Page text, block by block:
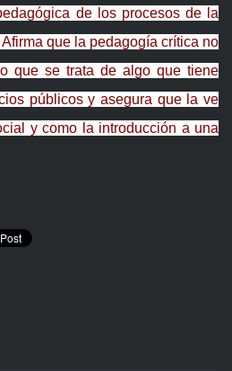
de los procesos de la
Afirma que la pedagogía crítica no
que se trata de algo que tiene
públicos y asegura que la ve
y como la introducción a una